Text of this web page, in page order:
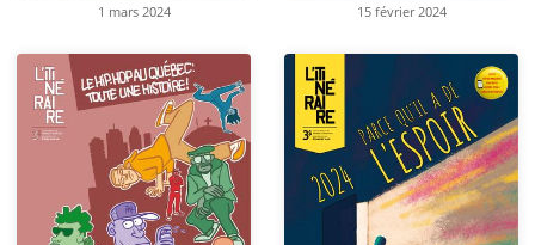
1 mars 2024 15 février 2024